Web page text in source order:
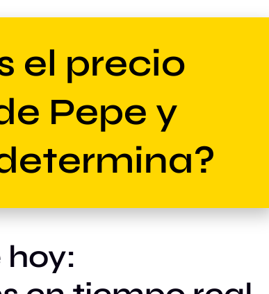
el precio
Pepe y
hoy: